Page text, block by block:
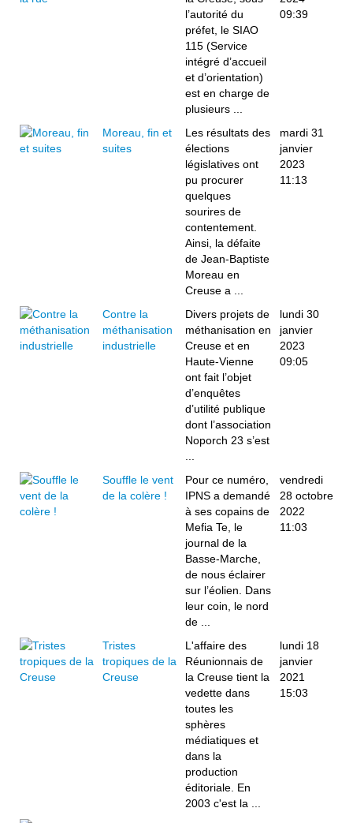
l’autorité du
préfet, le SIAO
115 (Service
intégré d’accueil
et d’orientation)
est en charge de
plusieurs ...
09:39
Moreau, fin et
suites
Les résultats des
élections
législatives ont
pu procurer
quelques
sourires de
contentement.
Ainsi, la défaite
de Jean-Baptiste
Moreau en
Creuse a ...
mardi 31
janvier
2023
11:13
Contre la
méthanisation
industrielle
Divers projets de
méthanisation en
Creuse et en
Haute-Vienne
ont fait l’objet
d’enquêtes
d’utilité publique
dont l’association
Noporch 23 s’est
lundi 30
janvier
2023
09:05
Souffle le vent
de la colère !
Pour ce numéro,
IPNS a demandé
à ses copains de
Mefia Te, le
journal de la
Basse-Marche,
de nous éclairer
sur l’éolien. Dans
leur coin, le nord
de ...
vendredi
28 octobre
2022
11:03
Tristes
tropiques de la
Creuse
L'affaire des
Réunionnais de
la Creuse tient la
vedette dans
toutes les
sphères
médiatiques et
dans la
production
éditoriale. En
2003 c'est la ...
lundi 18
janvier
2021
15:03